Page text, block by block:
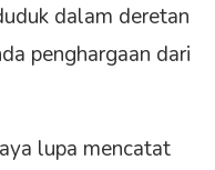
dalam deretan
penghargaan dari
lupa mencatat